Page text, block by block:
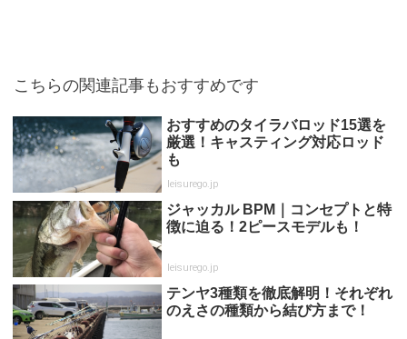
こちらの関連記事もおすすめです
おすすめのタイラバロッド15選を
厳選！キャスティング対応ロッド
も
leisurego.jp
ジャッカル BPM｜コンセプトと特
徴に迫る！2ピースモデルも！
leisurego.jp
テンヤ3種類を徹底解明！それぞれ
のえさの種類から結び方まで！